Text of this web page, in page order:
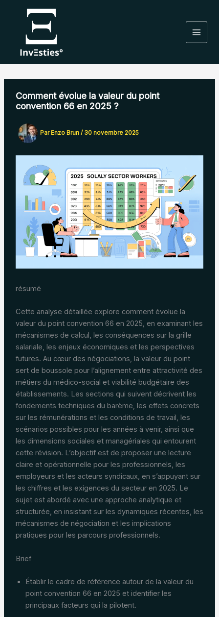
Comment évolue la valeur du point
convention 66 en 2025 ?
Par Enzo Brun / 30 novembre 2025
résumé
Cette analyse détaillée explore comment évolue la
valeur du point convention 66 en 2025, en examinant les
mécanismes de calcul, les conséquences sur la grille
salariale, les enjeux économiques et les perspectives
futures. Au cœur des négociations, la valeur du point
sert de boussole pour l’alignement entre attractivité des
métiers du médico-social et viabilité budgétaire des
établissements. Les sections qui suivent décrivent les
fondements techniques du barème, les effets concrets
sur les rémunérations et les conditions de travail, les
scénarios possibles pour les années à venir, ainsi que
les dimensions sociales et managériales qui entourent
cette révision. L’objectif est de proposer une lecture
claire et opérationnelle pour les professionnels, les
employeurs et les acteurs syndicaux, en s’appuyant sur
les chiffres et les exigences du secteur en 2025. Le
sujet est abordé avec une approche analytique et
structurée, en insistant sur les dynamiques récentes, les
mécanismes de négociation et les implications
pratiques pour les parcours professionnels.
Brief
Établir le cadre de référence autour de la valeur du
point convention 66 en 2025 et identifier les
principaux facteurs qui la pilotent.